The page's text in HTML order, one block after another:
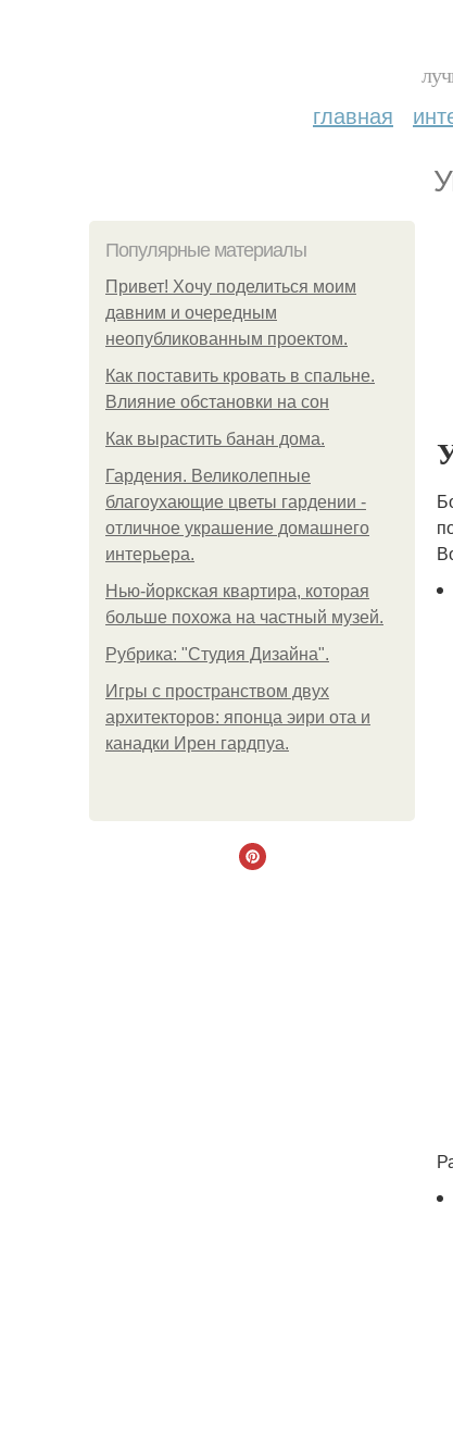
главная
Популярные материалы
Привет! Хочу поделиться моим
давним и очередным
неопубликованным проектом.
Как поставить кровать в спальне.
Влияние обстановки на сон
Как вырастить банан дома.
Гардения. Великолепные
благоухающие цветы гардении -
отличное украшение домашнего
интерьера.
Нью-йоркская квартира, которая
больше похожа на частный музей.
Рубрика: "Студия Дизайна".
Игры с пространством двух
архитекторов: японца эири ота и
канадки Ирен гардпуа.